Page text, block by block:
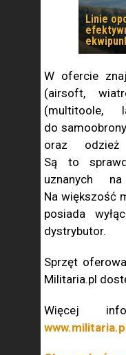
Linie
W ofercie
(airsoft,
(multitoole,
do
oraz
Są to
uznanych
Na większość
posiada
dystrybutor.
Sprzęt
Militaria.pl
Więcej